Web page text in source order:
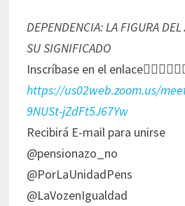
DEPENDENCIA: LA FIGURA DEL
SU SIGNIFICADO
Inscríbase en el
https://us02web.zoom.us/
9NUSt-jZdFt5J67Yw
Recibirá E-mail para unirse
@pensionazo_no
@PorLaUnidadPens
@LaVozenIgualdad